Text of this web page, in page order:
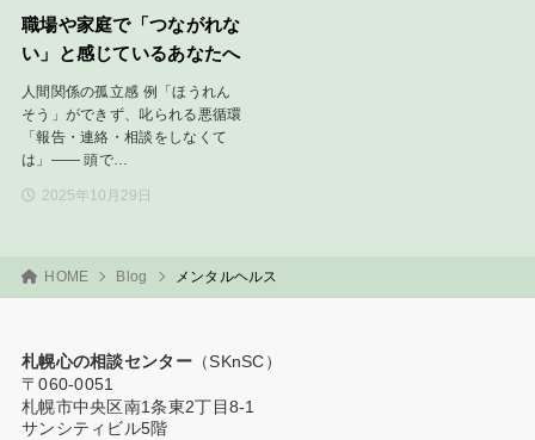
職場や家庭で「つながれな
い」と感じているあなたへ
人間関係の孤立感 例「ほうれん
そう」ができず、叱られる悪循環
「報告・連絡・相談をしなくて
は」—— 頭で…
2025年10月29日
HOME Blog メンタルヘルス
札幌心の相談センター（SKnSC）
〒060-0051
札幌市中央区南1条東2丁目8-1
サンシティビル5階